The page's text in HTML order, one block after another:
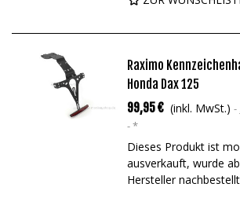
Raximo
Honda Dax 125
99,95 € (inkl. MwSt.)
*
Dieses Produkt ist
ausverkauft, wurde
Hersteller